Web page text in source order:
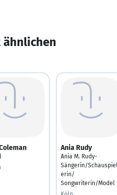
ähnlichen
Ania Rudy
Ania M. Rudy-
Sängerin/
erin/
Songwriterin/Model